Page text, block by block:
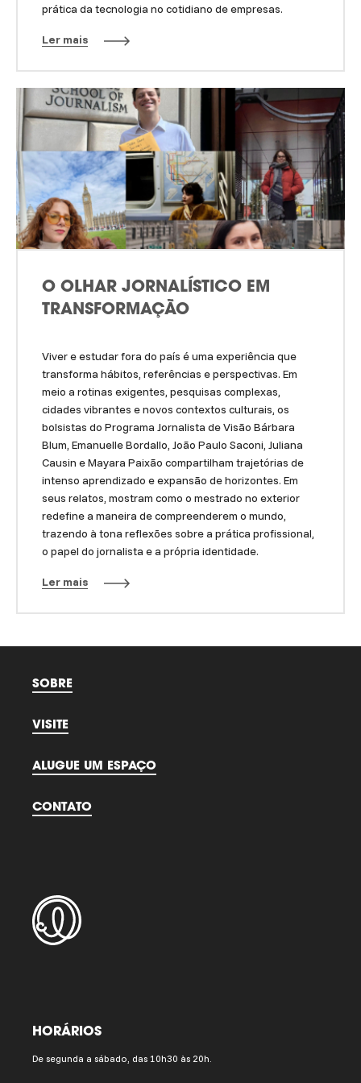
prática da tecnologia no cotidiano de empresas.
Ler mais
O OLHAR JORNALÍSTICO EM
TRANSFORMAÇÃO
Viver e estudar fora do país é uma experiência que
transforma hábitos, referências e perspectivas. Em
meio a rotinas exigentes, pesquisas complexas,
cidades vibrantes e novos contextos culturais, os
bolsistas do Programa Jornalista de Visão Bárbara
Blum, Emanuelle Bordallo, João Paulo Saconi, Juliana
Causin e Mayara Paixão compartilham trajetórias de
intenso aprendizado e expansão de horizontes. Em
seus relatos, mostram como o mestrado no exterior
redefine a maneira de compreenderem o mundo,
trazendo à tona reflexões sobre a prática profissional,
o papel do jornalista e a própria identidade.
Ler mais
SOBRE
VISITE
ALUGUE UM ESPAÇO
CONTATO
HORÁRIOS
De segunda a sábado, das 10h30 às 20h.